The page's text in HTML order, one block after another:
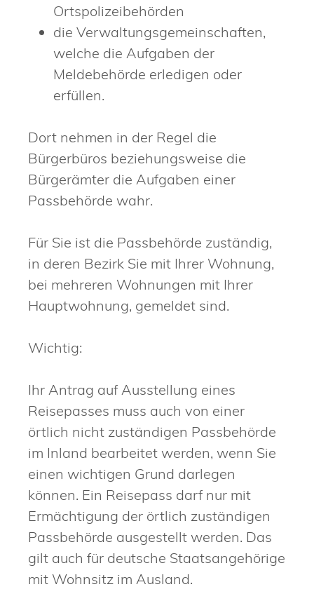
Ortspolizeibehörden
die Verwaltungsgemeinschaften,
welche die Aufgaben der
Meldebehörde erledigen oder
erfüllen.
Dort nehmen in der Regel die
Bürgerbüros beziehungsweise die
Bürgerämter die Aufgaben einer
Passbehörde wahr.
Für Sie ist die Passbehörde zuständig,
in deren Bezirk Sie mit Ihrer Wohnung,
bei mehreren Wohnungen mit Ihrer
Hauptwohnung, gemeldet sind.
Wichtig:
Ihr Antrag auf Ausstellung eines
Reisepasses muss auch von einer
örtlich nicht zuständigen Passbehörde
im Inland bearbeitet werden, wenn Sie
einen wichtigen Grund darlegen
können. Ein Reisepass darf nur mit
Ermächtigung der örtlich zuständigen
Passbehörde ausgestellt werden. Das
gilt auch für deutsche Staatsangehörige
mit Wohnsitz im Ausland.